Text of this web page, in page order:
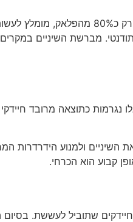
אחת ההמלצות החשובות של שיננית הוא שימוש בחוט דנטלי. כיוון
מברשת השיניים
נגרמות כתוצאה מרובד
ולמנוע הידרדרות
קבוע הוא הכרחי.
שתוביל לעששת. בסיום